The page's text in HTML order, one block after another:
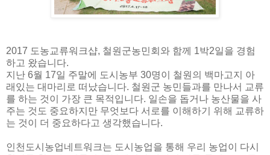
2017 도농교류워크샵, 철원군농민회와 함께 1박2일을 경험
하고 왔습니다.
지난 6월 17일 주말에 도시농부 30명이 철원의 백마고지 아
래있는 대마리로 떠났습니다. 철원군 농민들과를 만나서 교류
를 하는 것이 가장 큰 목적입니다. 일손을 돕거나 농산물을 사
주는 것도 중요하지만 무엇보다 서로를 이해하기 위해 교류하
는 것이 더 중요하다고 생각했습니다.
인천도시농업네트워크는 도시농업을 통해 우리 농업이 다시